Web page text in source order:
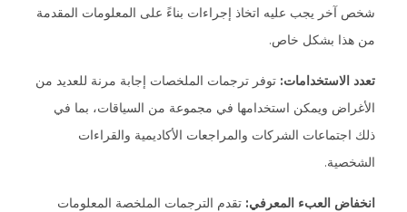
شخص آخر يجب عليه اتخاذ إجراءات بناءً على المعلومات المقدمة
من هذا بشكل خاص.
تعدد الاستخدامات: توفر ترجمات الملخصات إجابة مرنة للعديد من
الأغراض ويمكن استخدامها في مجموعة من السياقات، بما في
ذلك اجتماعات الشركات والمراجعات الأكاديمية والقراءات
الشخصية.
انخفاض العبء المعرفي: تقدم الترجمات الملخصة المعلومات